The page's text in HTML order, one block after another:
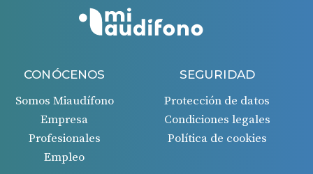
CONÓCENOS
Somos Miaudífono
Empresa
Profesionales
Empleo
SEGURIDAD
Protección de datos
Condiciones legales
Política de cookies